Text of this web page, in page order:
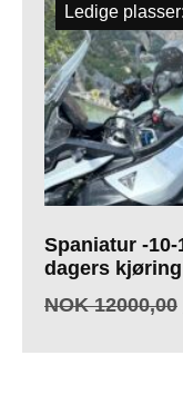
Spaniatur -10-
dagers kjøring
NOK12000,00
Ledige